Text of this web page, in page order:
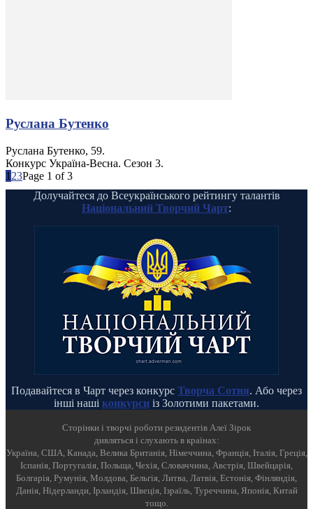
Руслана Бутенко
Руслана Бутенко, 59.
Конкурс Україна-Весна. Сезон 3.
1 23Page 1 of 3
Долучайтеся до Всеукраїнського рейтингу талантів
Національний Творчий Чарт:
Подавайтеся в Чарт через конкурс Творча Сотня. Або через
інші наші конкурси із Золотими пакетами.
Cторінки і творчі роботи резидентів Алеї Зірок
дивляться і слухають в країнах:
Україна, США, Канада, Велика Британія, Німеччина, Франція, Італія, Греція,
Іспанія, Португалія, Польща, Чехія, Словаччина, Австрія, Швейцарія,
Болгарія, Румунія, Молдова, Бельгія, Литва, Латвія, Естонія, Фінляндія,
Данія, Нідерланди, Ірландія, Швеція, Ізраїль, Туреччина, Японія, Китай
тощо.